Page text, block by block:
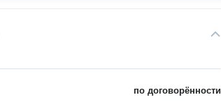
по договорённости